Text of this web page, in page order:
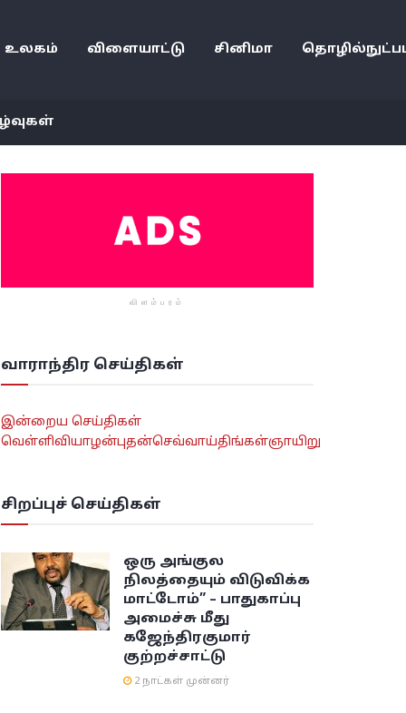
உலகம் விளையாட்டு சினிமா
விளம்பரம்
வாராந்திர செய்திகள்
இன்றைய செய்திகள்
வெள்ளிவியாழன்புதன்செவ்வாய்திங்கள்ஞாயிறு
சிறப்புச் செய்திகள்
ஒரு அங்குல
நிலத்தையும் விடுவிக்க
மாட்டோம்” – பாதுகாப்பு
அமைச்சு மீது
கஜேந்திரகுமார்
குற்றச்சாட்டு
2 நாட்கள் முன்னர்